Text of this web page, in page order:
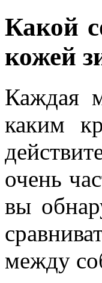
Какой
кожей
Каждая
каким
очень
вы
между